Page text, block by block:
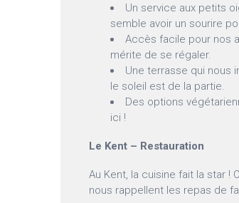
Un service aux petits
semble avoir un sourire
Accès facile pour nos
mérite de se régaler.
Une terrasse qui nous
le soleil est de la partie.
Des options
ici !
Le Kent – Restauration
Au Kent, la cuisine fait la star !
nous rappellent les repas de